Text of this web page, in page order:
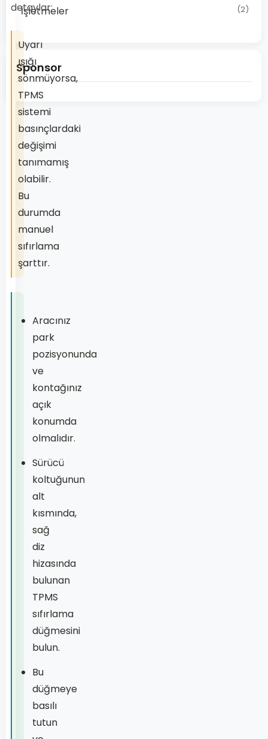
detaylar:
Uyarı
ışığı
sönmüyorsa,
TPMS
sistemi
basınçlardaki
değişimi
tanımamış
olabilir.
Bu
durumda
manuel
sıfırlama
şarttır.
Aracınız
park
pozisyonunda
ve
kontağınız
açık
konumda
olmalıdır.
Sürücü
koltuğunun
alt
kısmında,
sağ
diz
hizasında
bulunan
TPMS
sıfırlama
düğmesini
bulun.
Bu
düğmeye
basılı
tutun
İşletmeler (2)
Sponsor